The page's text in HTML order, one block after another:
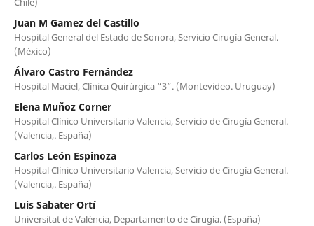
Juan M Gamez del Castillo
Hospital General del Estado de Sonora, Servicio Cirugía General.
(México)
Álvaro Castro Fernández
Hospital Maciel, Clínica Quirúrgica “3”. (Montevideo. Uruguay)
Elena Muñoz Corner
Hospital Clínico Universitario Valencia, Servicio de Cirugía General.
(Valencia,. España)
Carlos León Espinoza
Hospital Clínico Universitario Valencia, Servicio de Cirugía General.
(Valencia,. España)
Luis Sabater Ortí
Universitat de València, Departamento de Cirugía. (España)